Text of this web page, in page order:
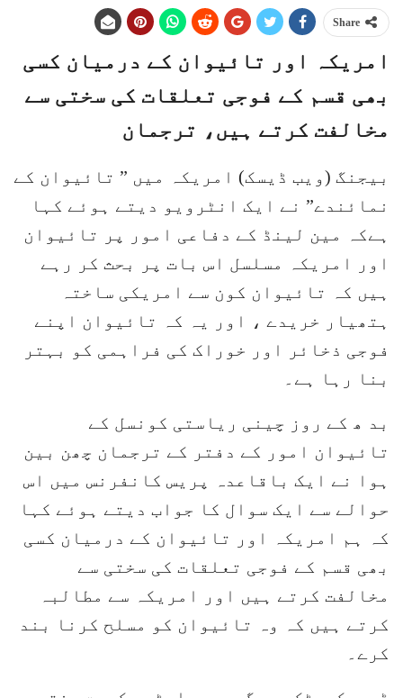
Share
امریکہ اور تائیوان کے درمیان کسی
بھی قسم کے فوجی تعلقات کی سختی سے
مخالفت کرتے ہیں، ترجمان
بیجنگ (ویب ڈیسک) امریکہ میں ” تائیوان کے
نمائندے” نے ایک انٹرویو دیتے ہوئے کہا
ہےکہ مین لینڈ کے دفاعی امور پر تائیوان
اور امریکہ مسلسل اس بات پر بحث کر رہے
ہیں کہ تائیوان کون سے امریکی ساختہ
ہتھیار خریدے ، اور یہ کہ تائیوان اپنے
فوجی ذخائر اور خوراک کی فراہمی کو بہتر
بنا رہا ہے۔
بد ھ کے روز چینی ریاستی کونسل کے
تائیوان امور کے دفتر کے ترجمان چھن بین
ہوا نے ایک باقاعدہ پریس کانفرنس میں اس
حوالے سے ایک سوال کا جواب دیتے ہوئے کہا
کہ ہم امریکہ اور تائیوان کے درمیان کسی
بھی قسم کے فوجی تعلقات کی سختی سے
مخالفت کرتے ہیں اور امریکہ سے مطالبہ
کرتے ہیں کہ وہ تائیوان کو مسلح کرنا بند
کرے۔